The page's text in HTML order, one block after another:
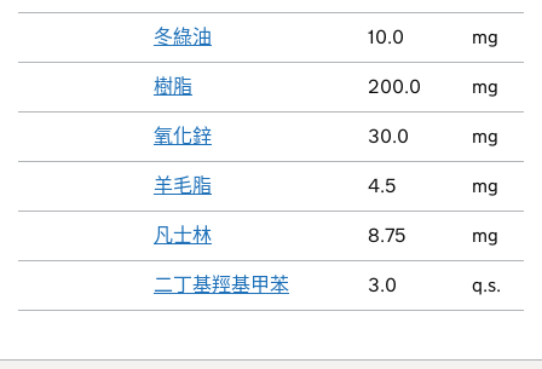
冬綠油 10.0 mg
樹脂 200.0 mg
氧化鋅 30.0 mg
羊毛脂 4.5 mg
凡士林 8.75 mg
二丁基羥基甲苯 3.0 q.s.